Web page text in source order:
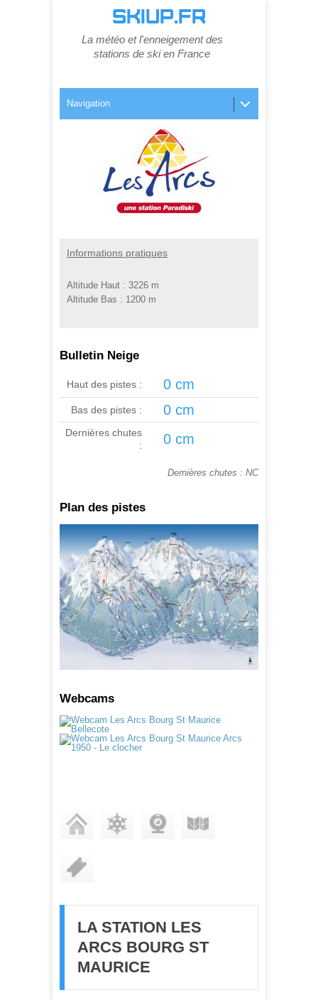
SKIUP.FR
La météo et l'enneigement des
stations de ski en France
Navigation
Informations pratiques
Altitude Haut : 3226 m
Altitude Bas : 1200 m
Bulletin Neige
Haut des pistes : 0 cm
Bas des pistes : 0 cm
Dernières chutes
:
0 cm
Dernières chutes : NC
Plan des pistes
Webcams
LA STATION LES
ARCS BOURG ST
MAURICE